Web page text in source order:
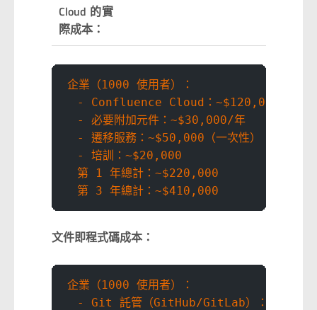
Cloud 的實
際成本：
企業（1000 使用者）：
  - Confluence Cloud：~$120,000/年
  - 必要附加元件：~$30,000/年
  - 遷移服務：~$50,000（一次性）
  - 培訓：~$20,000
  第 1 年總計：~$220,000
  第 3 年總計：~$410,000
文件即程式碼成本：
企業（1000 使用者）：
- Git 託管（GitHub/GitLab）：